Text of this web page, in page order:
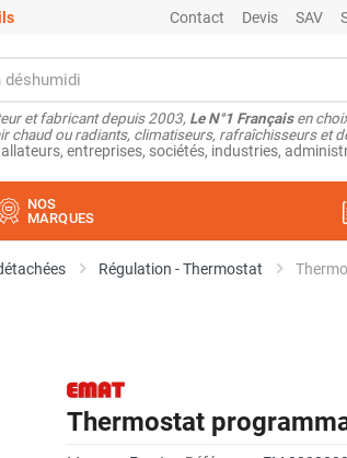
Contact Devis SAV
et fabricant depuis 2003, Le N°1 Françaisen
chaud ou radiants, climatiseurs, rafraîchisseurs et
entreprises, sociétés, industries,
NOS
MARQUES
Régulation - Thermostat
Thermostat